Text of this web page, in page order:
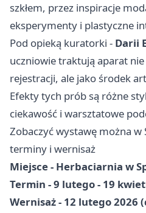
szkłem, przez inspiracje
eksperymenty i plastyczne
Pod opieką kuratorki - Darii
uczniowie traktują aparat
rejestracji, ale jako środek
Efekty tych prób są różne
ciekawość i warsztatowe
Zobaczyć wystawę można w
terminy i wernisaż
Miejsce - Herbaciarnia w
Termin - 9 lutego - 19
Wernisaż - 12 lutego 2026